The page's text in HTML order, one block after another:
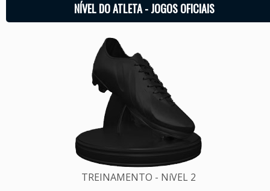
NÍVEL DO ATLETA - JOGOS OFICIAIS
TREINAMENTO - NíVEL 2